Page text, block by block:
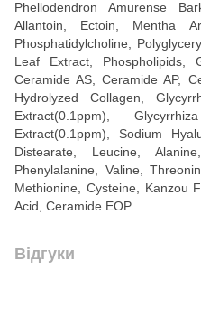
Phellodendron Amurense
Allantoin, Ectoin, Mentha
Phosphatidylcholine,
Leaf Extract, Phospholipids,
Ceramide AS, Ceramide AP,
Hydrolyzed Collagen,
Extract(0.1ppm),
Extract(0.1ppm), Sodium
Distearate, Leucine,
Phenylalanine, Valine,
Methionine, Cysteine, Kanzou
Acid, Ceramide EOP
Відгуки